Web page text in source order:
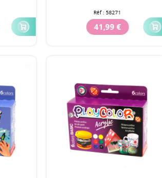
Réf :58271
41,99 €